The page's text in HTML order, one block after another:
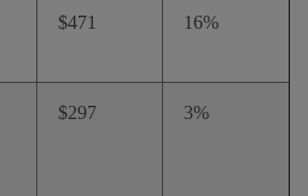
$471 16%
$297 3%